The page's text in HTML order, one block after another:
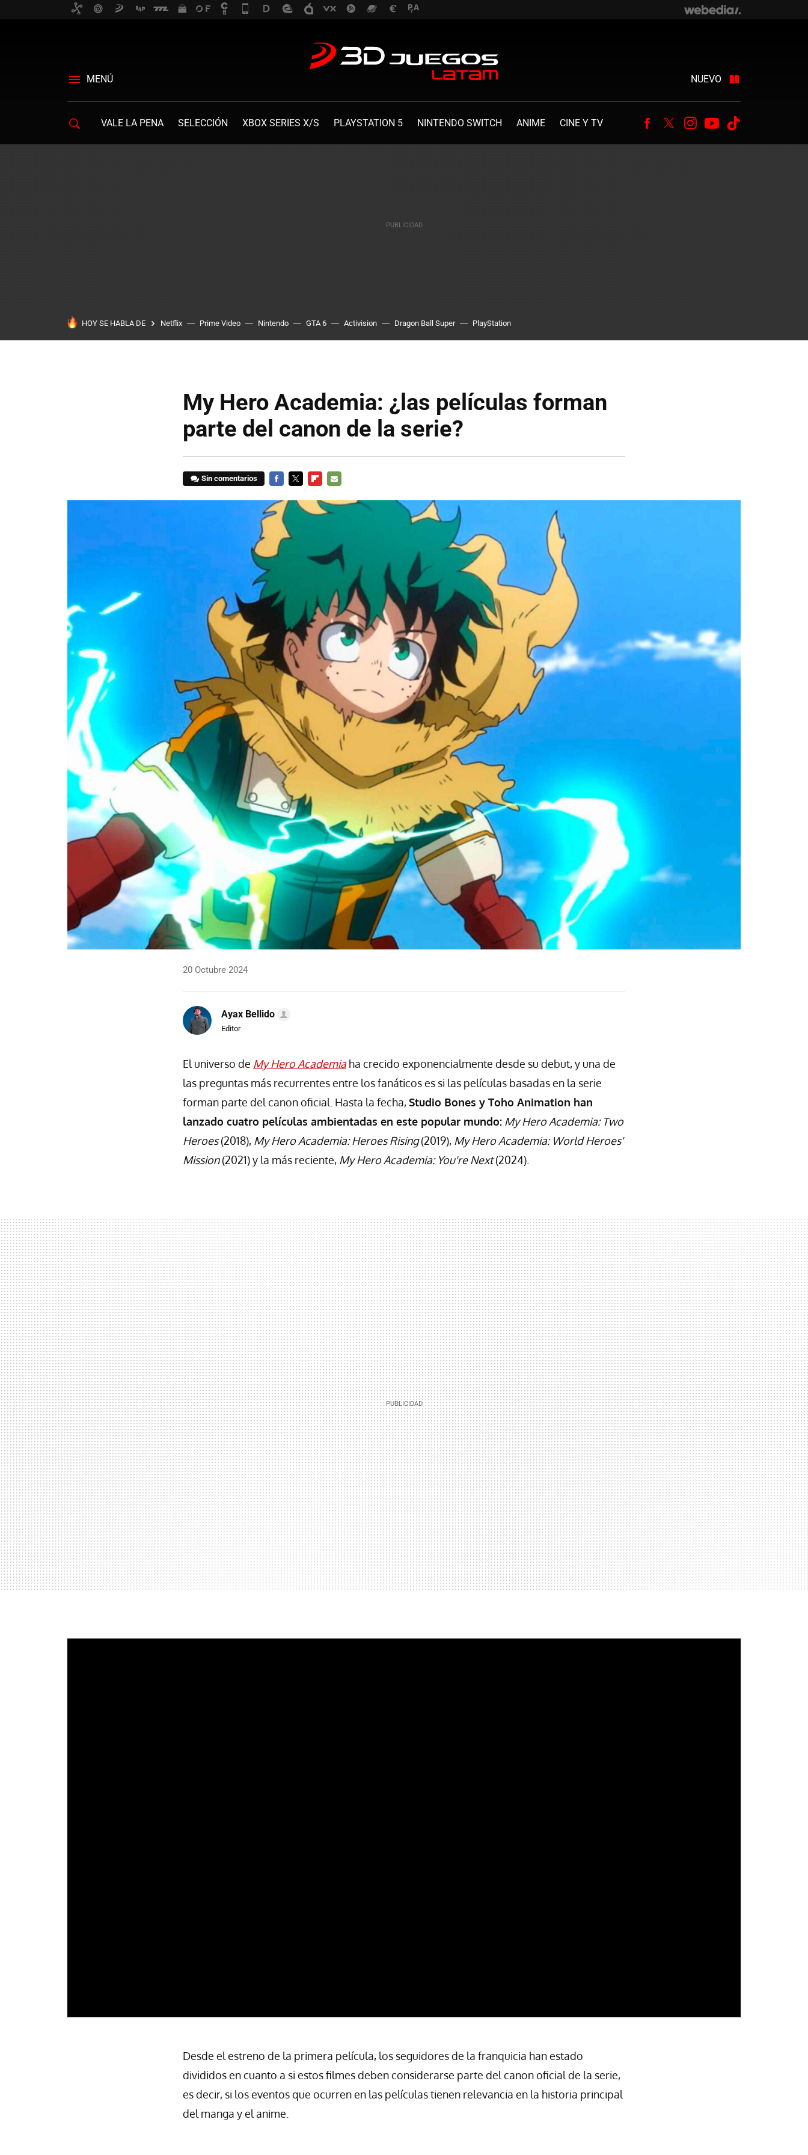
MENÚ NUEVO
VALE LA PENA SELECCIÓN XBOX SERIES X/S PLAYSTATION 5 NINTENDO SWITCH ANIME CINE Y TV Facebook
TwitterInstagram
Youtube
HOY SE HABLA DE Netflix Prime Video Nintendo GTA 6 Activision Dragon Ball Super PlayStation
My Hero Academia: ¿las películas forman
parte del canon de la serie?
Sin comentarios
MAIL
20 Octubre 2024
Ayax Bellido
Editor
El universo de My Hero Academiaha crecido exponencialmente desde su debut, y una de
las preguntas más recurrentes entre los fanáticos es si las películas basadas en la serie
forman parte del canon oficial. Hasta la fecha, Studio Bones y Toho Animation han
lanzado cuatro películas ambientadas en este popular mundo: My Hero Academia: Two
Heroes(2018), My Hero Academia: Heroes Rising(2019), My Hero Academia: World Heroes'
Mission(2021) y la más reciente, My Hero Academia: You're Next(2024).
Desde el estreno de la primera película, los seguidores de la franquicia han estado
divididos en cuanto a si estos filmes deben considerarse parte del canon oficial de la serie,
es decir, si los eventos que ocurren en las películas tienen relevancia en la historia principal
del manga y el anime.